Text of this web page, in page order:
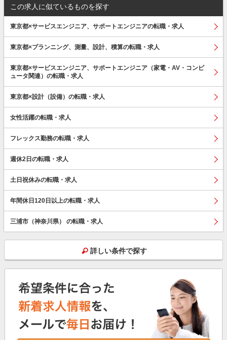
この求人に似ているものを探す
東京都×サービスエンジニア、サポートエンジニアの転職・求人
東京都×プランニング、測量、設計、積算の転職・求人
東京都×サービスエンジニア、サポートエンジニア（家電・AV・コンピ
ュータ関連）の転職・求人
東京都×設計（設備）の転職・求人
女性活躍の転職・求人
フレックス勤務の転職・求人
週休2日の転職・求人
土日祝休みの転職・求人
年間休日120日以上の転職・求人
三浦市（神奈川県） の転職・求人
詳しい条件で探す